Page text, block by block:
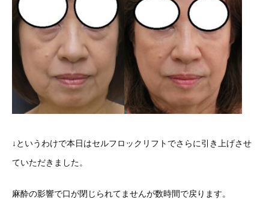
↓というわけで本日はセルフロックリフトでさらに引き上げさせ
ていただきました。
麻酔の影響で口が閉じられてませんが数時間で戻ります。